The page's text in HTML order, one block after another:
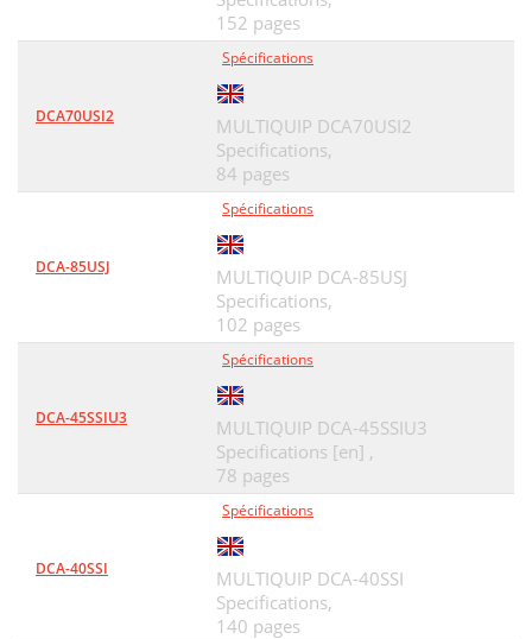
152 pages
DCA70USI2
Spécifications
MULTIQUIP DCA70USI2
Specifications,
84 pages
DCA-85USJ
Spécifications
MULTIQUIP DCA-85USJ
Specifications,
102 pages
DCA-45SSIU3
Spécifications
MULTIQUIP DCA-45SSIU3
Specifications [en] ,
78 pages
DCA-40SSI
Spécifications
MULTIQUIP DCA-40SSI
Specifications,
140 pages